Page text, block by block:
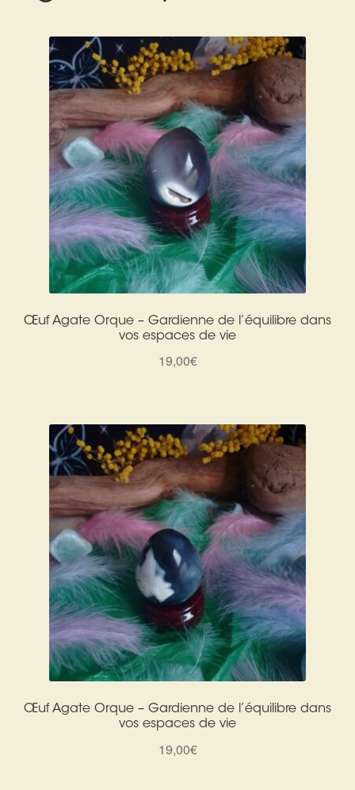
Nouveautés
Bijoux
Bolas
Bracelets
Colliers
Pendentifs
Pierres
Harmonisation des lieux
Soin beauté
Sels de bain
Encens
Cadeaux de naissance
Ésotérisme : les pratiques spirituelles du monde invisible
Arts Divinatoires : Percez les Mystères de l’Invisible
Magie: Le Savoir des Sorcières
Panier
Search
Œuf Agate Orque – Gardienne de l’équilibre dans
vos espaces de vie
19,00€
Œuf Agate Orque – Gardienne de l’équilibre dans
vos espaces de vie
19,00€